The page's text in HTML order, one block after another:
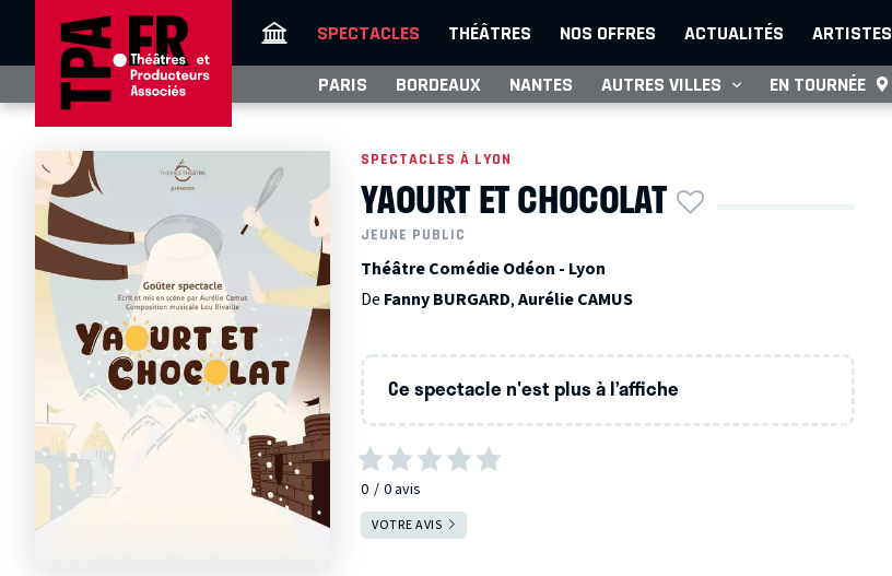
SPECTACLES THÉÂTRES NOS OFFRES ACTUALITÉS ARTISTES
PARIS BORDEAUX NANTES AUTRES VILLES EN TOURNÉE
SPECTACLES À LYON
YAOURT ET CHOCOLAT
JEUNE PUBLIC
Théâtre Comédie Odéon - Lyon
De Fanny BURGARD,Aurélie CAMUS
Ce spectacle n'est plus à l’affiche
0 0avis
VOTRE AVIS